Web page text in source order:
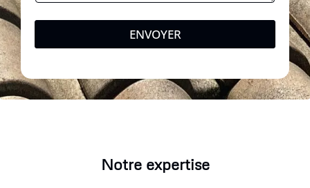
ENVOYER
Notre expertise